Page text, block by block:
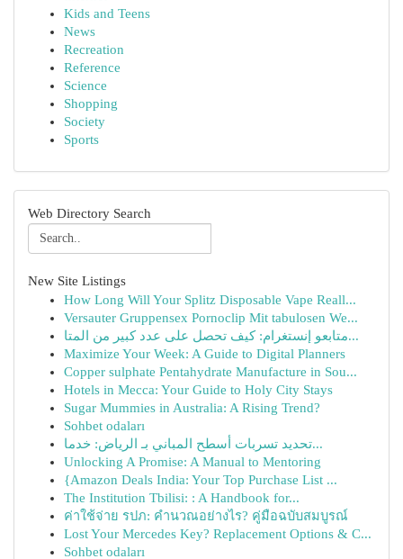
Kids and Teens
News
Recreation
Reference
Science
Shopping
Society
Sports
Web Directory Search
New Site Listings
How Long Will Your Splitz Disposable Vape Reall...
Versauter Gruppensex Pornoclip Mit tabulosen We...
متابعو إنستغرام: كيف تحصل على عدد كبير من المتا...
Maximize Your Week: A Guide to Digital Planners
Copper sulphate Pentahydrate Manufacture in Sou...
Hotels in Mecca: Your Guide to Holy City Stays
Sugar Mummies in Australia: A Rising Trend?
Sohbet odaları
تحديد تسربات أسطح المباني بـ الرياض: خدما...
Unlocking A Promise: A Manual to Mentoring
{Amazon Deals India: Your Top Purchase List ...
The Institution Tbilisi: : A Handbook for...
ค่าใช้จ่าย รปภ: คำนวณอย่างไร? คู่มือฉบับสมบูรณ์
Lost Your Mercedes Key? Replacement Options & C...
Sohbet odaları